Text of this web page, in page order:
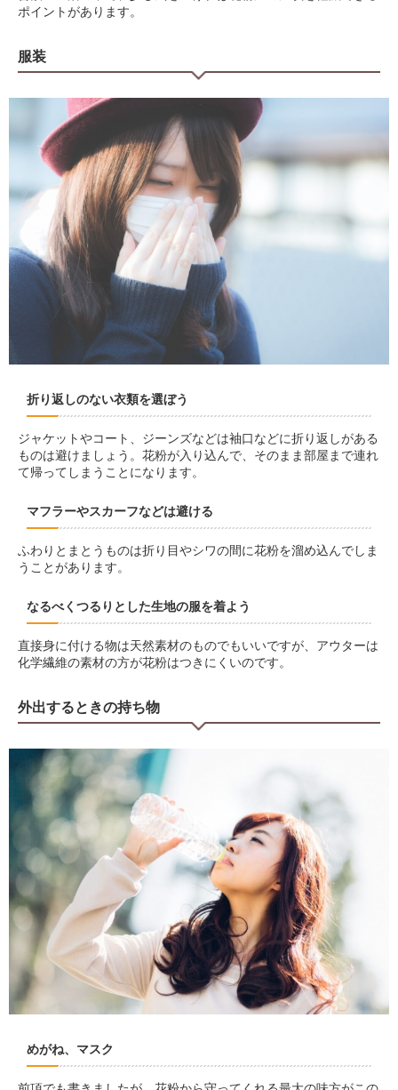
ポイントがあります。
服装
折り返しのない衣類を選ぼう
ジャケットやコート、ジーンズなどは袖口などに折り返しがある
ものは避けましょう。花粉が入り込んで、そのまま部屋まで連れ
て帰ってしまうことになります。
マフラーやスカーフなどは避ける
ふわりとまとうものは折り目やシワの間に花粉を溜め込んでしま
うことがあります。
なるべくつるりとした生地の服を着よう
直接身に付ける物は天然素材のものでもいいですが、アウターは
化学繊維の素材の方が花粉はつきにくいのです。
外出するときの持ち物
めがね、マスク